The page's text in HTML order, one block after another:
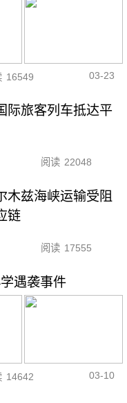
16549 03-23
际旅客列车抵达平
阅读 22048
木兹海峡运输受阻
链
阅读 17555
遇袭事件
14642 03-10